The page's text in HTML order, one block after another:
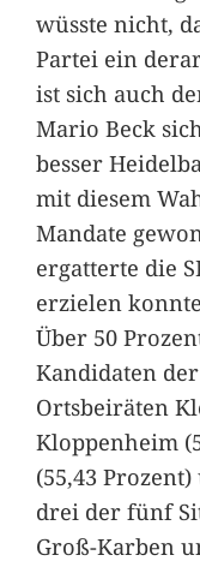
wüsste nicht,
Partei ein
ist sich auch
Mario Beck
besser
mit diesem
Mandate
ergatterte die
erzielen
Über 50
Kandidaten
Ortsbeiräten
Kloppenheim
(55,43
drei der fünf
Groß-Karben